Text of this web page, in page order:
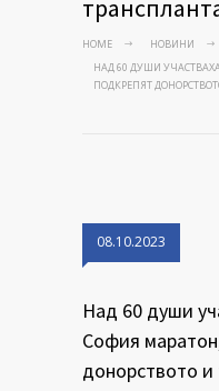
HOME
НОВИНИ
НАД 60 ДУШИ
ПОДКРЕПЯТ
08.10.2023
Над 60 души
София
донорството и